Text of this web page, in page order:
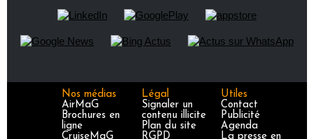
Nos médias
AirMaG
Brochures en
ligne
CruiseMaG
Légal
Signaler un
contenu illicite
Plan du site
RGPD
Utiles
Contact
Publicité
Agenda
La presse en